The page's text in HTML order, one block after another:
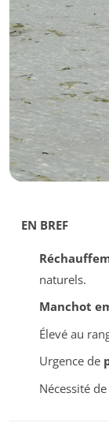
EN BREF
naturels.
Manchot
Élevé au
Urgence de
Nécessité